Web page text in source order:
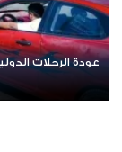
عودة الرحلات